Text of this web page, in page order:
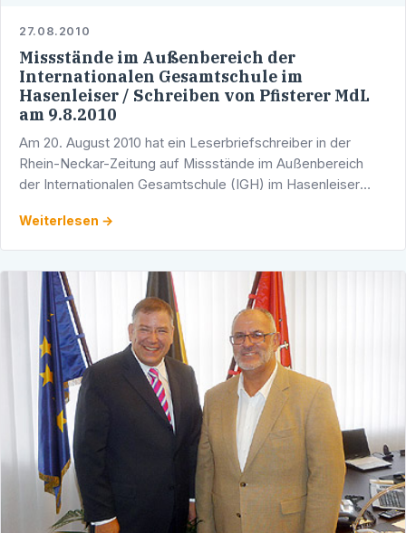
27.08.2010
Missstände im Außenbereich der
Internationalen Gesamtschule im
Hasenleiser / Schreiben von Pfisterer MdL
am 9.8.2010
Am 20. August 2010 hat ein Leserbriefschreiber in der
Rhein-Neckar-Zeitung auf Missstände im Außenbereich
der Internationalen Gesamtschule (IGH) im Hasenleiser
Ausführungen …
Weiterlesen →